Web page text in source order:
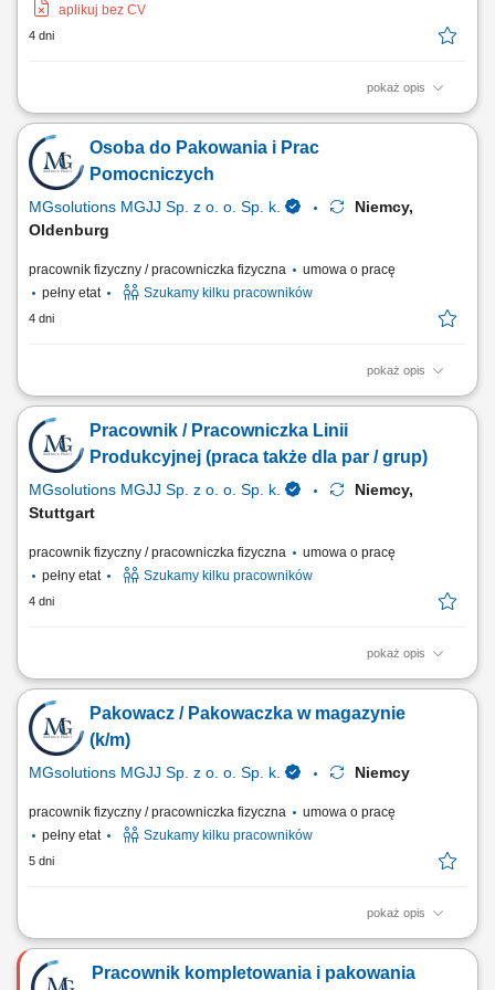
aplikuj bez CV
4 dni
pokaż opis
Opis stanowiska Sprawne realizowanie i kompletowanie zamówień
asortymentu tekstylnego według wskazań systemowych.
Zabezpieczanie towarów, pakowanie przesyłek oraz nanoszenie
oznaczeń logistycznych przed wysyłką do odbiorcy. Bieżące
posługiwanie się bezprzewodowym skanerem kodów...
Osoba do Pakowania i Prac
Pomocniczych
MGsolutions MGJJ Sp. z o. o. Sp. k.
Niemcy,
Oldenburg
pracownik fizyczny / pracowniczka fizyczna
umowa o pracę
pełny etat
Szukamy kilku pracowników
4 dni
pokaż opis
Opis stanowiska Zabezpieczanie oraz ręczne pakowanie różnorodnych
artykułów do opakowań zbiorczych. Odpowiednie układanie,
sortowanie oraz przygotowywanie gotowych paczek do dalszego
transportu. Wykonywanie prostych, bieżących prac fizycznych na terenie
nowoczesnego centrum logistycznego.
Pracownik / Pracowniczka Linii
Produkcyjnej (praca także dla par / grup)
MGsolutions MGJJ Sp. z o. o. Sp. k.
Niemcy,
Stuttgart
pracownik fizyczny / pracowniczka fizyczna
umowa o pracę
pełny etat
Szukamy kilku pracowników
4 dni
pokaż opis
Zakres obowiązków: Wykonywanie prostych prac produkcyjnych przy
linii produkcyjnej; Obsługa podstawowych urządzeń i maszyn
produkcyjnych; Pakowanie oraz etykietowanie napojów; Kontrola
jakości produktów; Realizacja bieżących prac pomocniczych na terenie
zakładu;
Pakowacz / Pakowaczka w magazynie
(k/m)
MGsolutions MGJJ Sp. z o. o. Sp. k. Niemcy
pracownik fizyczny / pracowniczka fizyczna
umowa o pracę
pełny etat
Szukamy kilku pracowników
5 dni
pokaż opis
Opis stanowiska Pakowanie i układanie towaru - magazyn z częściami i
komponentami z branży automative Kontrola jakości; Inne prace
pomocnicze;Pracownik kompletowania i pakowania